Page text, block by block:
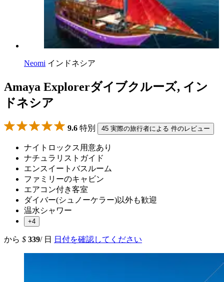
Neomi インドネシア
Amaya Explorerダイブクルーズ, イン
ドネシア
9.6 特別 45 実際の旅行者による 件のレビュー
ナイトロックス用意あり
ナチュラリストガイド
エンスイートバスルーム
ファミリーのキャビン
エアコン付き客室
ダイバー(シュノーケラー)以外も歓迎
温水シャワー
+4
から $ 339/ 日 日付を確認してください